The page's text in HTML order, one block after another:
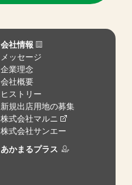
会社情報
メッセージ
企業理念
会社概要
ヒストリー
新規出店用地の募集
株式会社マルニ
株式会社サンエー
あかまるプラス